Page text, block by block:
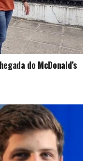
do McDonald’s